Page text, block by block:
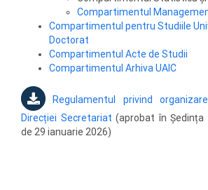
Compartimentul
Compartimentul pentru Studiile
Doctorat
Compartimentul Acte de Studii
Compartimentul Arhiva UAIC
Regulamentul privind
Direcției Secretariat (aprobat în
de 29 ianuarie 2026)